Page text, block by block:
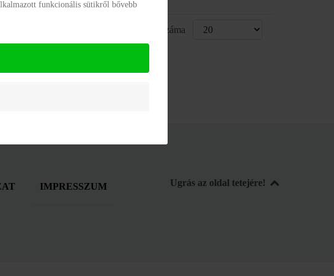
Kijelzettek száma
IMPRESSZUM Ugrás az oldal tetejére!
funkcionális sütikről bővebb